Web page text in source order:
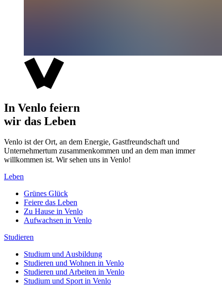
In Venlo feiern
wir das Leben
Venlo ist der Ort, an dem Energie, Gastfreundschaft und
Unternehmertum zusammenkommen und an dem man immer
willkommen ist. Wir sehen uns in Venlo!
Leben
Grünes Glück
Feiere das Leben
Zu Hause in Venlo
Aufwachsen in Venlo
Studieren
Studium und Ausbildung
Studieren und Wohnen in Venlo
Studieren und Arbeiten in Venlo
Studium und Sport in Venlo